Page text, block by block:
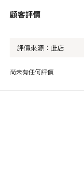
顧客評價
尚未有任何評價